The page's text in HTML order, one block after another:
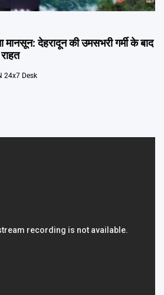
देहरादून की उमसभरी गर्मी के बाद
24x7 Desk